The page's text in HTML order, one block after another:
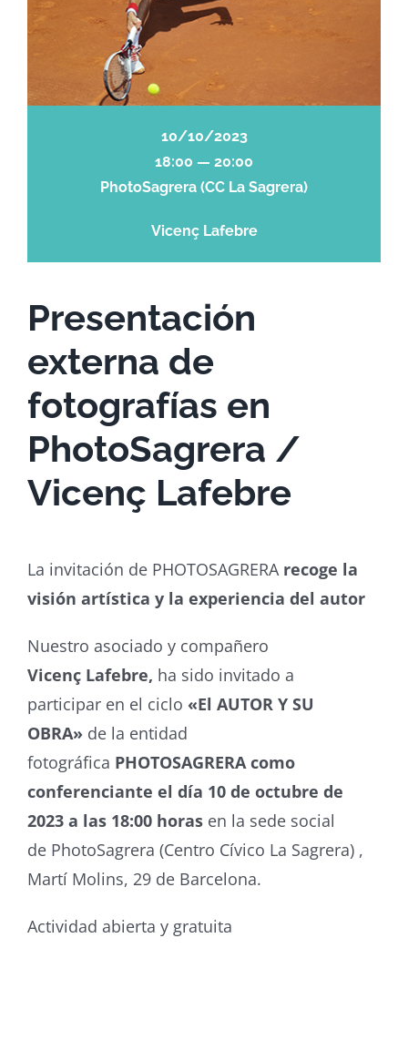
Presentación
externa de
fotografías en
PhotoSagrera /
Vicenç Lafebre
La invitación de PHOTOSAGRERArecoge la
visión artística y la experiencia del autor
Nuestro asociado y compañero
Vicenç Lafebre, ha sido invitado a
participar en el ciclo «El AUTOR Y SU
OBRA» de la entidad
fotográfica PHOTOSAGRERA como
conferenciante el día 10 de octubre de
2023 a las 18:00 horasen la sede social
de PhotoSagrera (Centro Cívico La Sagrera) ,
Martí Molins, 29 de Barcelona.
Actividad abierta y gratuita
10/10/2023
18:00 — 20:00
PhotoSagrera (CC La Sagrera)
Vicenç Lafebre